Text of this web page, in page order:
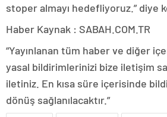
stoper almayı hedefliyoruz.” diye
Haber Kaynak : SABAH.COM.TR
“Yayınlanan tüm haber ve diğer
yasal bildirimlerinizi bize iletişim
iletiniz. En kısa süre içerisinde
dönüş sağlanılacaktır.”